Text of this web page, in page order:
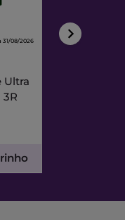
31/08/2026
Ultra
*Promoção válida